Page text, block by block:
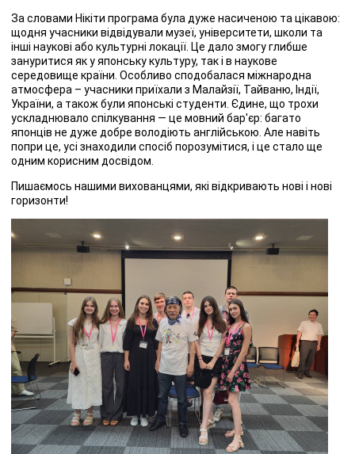
За словами Нікіти програма була дуже насиченою та цікавою:
щодня учасники відвідували музеї, університети, школи та
інші наукові або культурні локації. Це дало змогу глибше
зануритися як у японську культуру, так і в наукове
середовище країни. Особливо сподобалася міжнародна
атмосфера – учасники приїхали з Малайзії, Тайваню, Індії,
України, а також були японські студенти. Єдине, що трохи
ускладнювало спілкування — це мовний бар'єр: багато
японців не дуже добре володіють англійською. Але навіть
попри це, усі знаходили спосіб порозумітися, і це стало ще
одним корисним досвідом.
Пишаємось нашими вихованцями, які відкривають нові і нові
горизонти!